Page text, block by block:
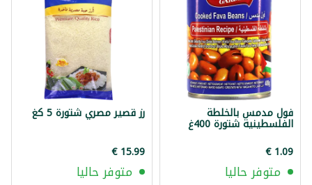
فول مدمس بالخلطة
الفلسطينية شتورة 400غ
متوفر حاليا
رز قصير مصري شتورة 5 كغ
متوفر حاليا